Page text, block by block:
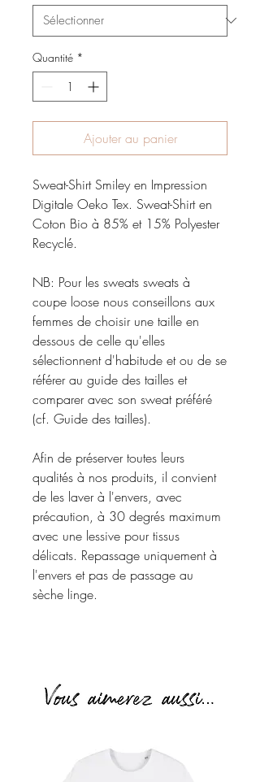
Quantité *
Ajouter au panier
Sweat-Shirt Smiley en Impression
Digitale Oeko Tex. Sweat-Shirt en
Coton Bio à 85% et 15% Polyester
Recyclé.
NB: Pour les sweats sweats à
coupe loose nous conseillons aux
femmes de choisir une taille en
dessous de celle qu'elles
sélectionnent d'habitude et ou de se
référer au guide des tailles et
comparer avec son sweat préféré
(cf. Guide des tailles).
Afin de préserver toutes leurs
qualités à nos produits, il convient
de les laver à l'envers, avec
précaution, à 30 degrés maximum
avec une lessive pour tissus
délicats. Repassage uniquement à
l'envers et pas de passage au
sèche linge.